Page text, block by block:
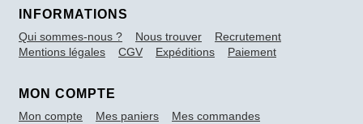
INFORMATIONS
Qui sommes-nous ? Nous trouver
Recrutement
Mentions légales
CGV Expéditions Paiement
MON COMPTE
Mon compte Mes paniers Mes commandes